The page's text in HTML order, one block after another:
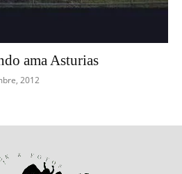
ama Asturias
2012